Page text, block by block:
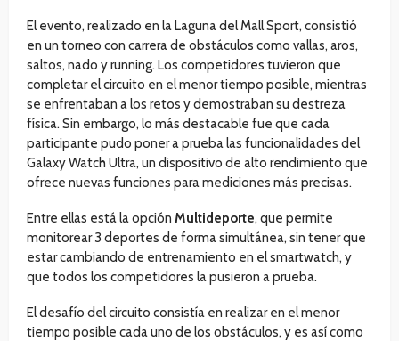
El evento, realizado en la Laguna del Mall Sport, consistió
en un torneo con carrera de obstáculos como vallas, aros,
saltos, nado y running. Los competidores tuvieron que
completar el circuito en el menor tiempo posible, mientras
se enfrentaban a los retos y demostraban su destreza
física. Sin embargo, lo más destacable fue que cada
participante pudo poner a prueba las funcionalidades del
Galaxy Watch Ultra, un dispositivo de alto rendimiento que
ofrece nuevas funciones para mediciones más precisas.
Entre ellas está la opción Multideporte, que permite
monitorear 3 deportes de forma simultánea, sin tener que
estar cambiando de entrenamiento en el smartwatch, y
que todos los competidores la pusieron a prueba.
El desafío del circuito consistía en realizar en el menor
tiempo posible cada uno de los obstáculos, y es así como